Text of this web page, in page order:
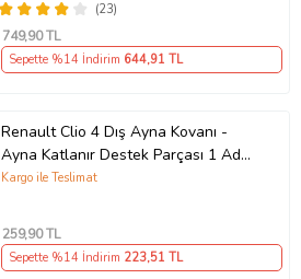
(23)
749,90 TL
Sepette %14 İndirim 644,91 TL
Renault Clio 4 Dış Ayna Kovanı -
Ayna Katlanır Destek Parçası 1 Adet
490307706 M3625
Kargo ile Teslimat
259,90 TL
Sepette %14 İndirim 223,51 TL